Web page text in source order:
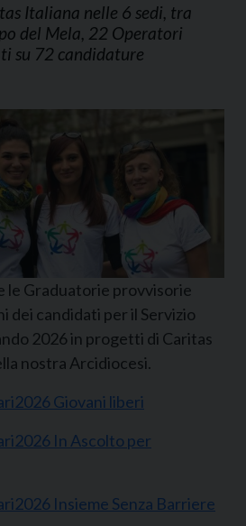
Italiana nelle 6 sedi, tra
del Mela, 22 Operatori
su 72 candidature
le Graduatorie provvisorie
dei candidati per il Servizio
2026 in progetti di Caritas
nostra Arcidiocesi.
Giovani liberi
In Ascolto per
Insieme Senza Barriere